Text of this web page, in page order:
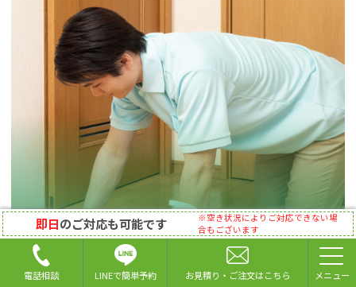
即日のご対応も可能です
※空き状況によりご対応できない場
合もございます
電話相談 LINEで簡単予約 お見積り・ご注文はこちら